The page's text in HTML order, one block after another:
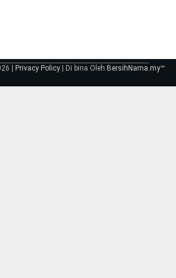
| Privacy Policy| Di bina Oleh BersihNama.my™